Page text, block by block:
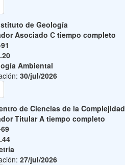
de Geología
Asociado C tiempo completo
Ambiental
30/jul/2026
de Ciencias de la Complejidad
Titular A tiempo completo
27/jul/2026